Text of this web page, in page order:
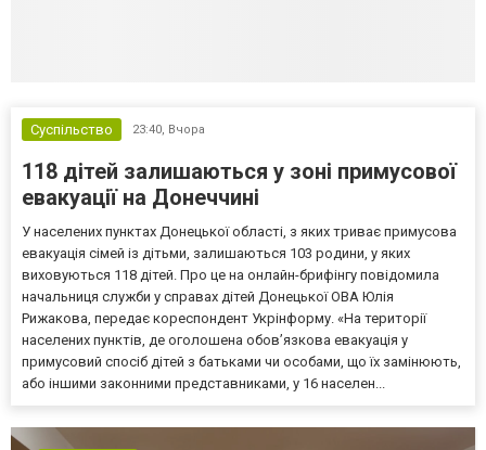
Суспільство 23:40, Вчора
118 дітей залишаються у зоні примусової
евакуації на Донеччині
У населених пунктах Донецької області, з яких триває примусова
евакуація сімей із дітьми, залишаються 103 родини, у яких
виховуються 118 дітей. Про це на онлайн-брифінгу повідомила
начальниця служби у справах дітей Донецької ОВА Юлія
Рижакова, передає кореспондент Укрінформу. «На території
населених пунктів, де оголошена обов’язкова евакуація у
примусовий спосіб дітей з батьками чи особами, що їх замінюють,
або іншими законними представниками, у 16 населен...